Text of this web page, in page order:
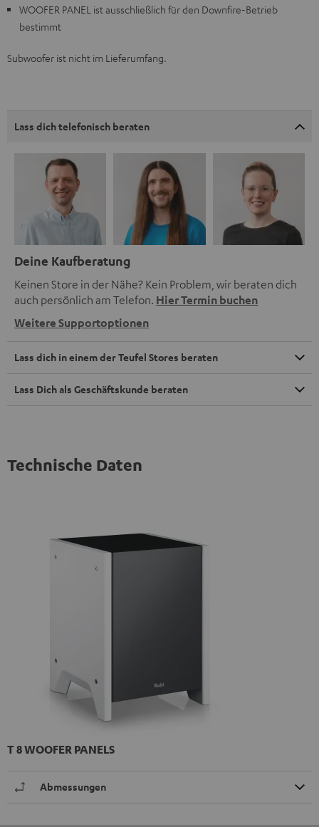
WOOFER PANEL ist ausschließlich für den Downfire-Betrieb
bestimmt
Subwoofer ist nicht im Lieferumfang.
Lass dich telefonisch beraten
Deine Kaufberatung
Keinen Store in der Nähe? Kein Problem, wir beraten dich
auch persönlich am Telefon. Hier Termin buchen
Weitere Supportoptionen
Lass dich in einem der Teufel Stores beraten
Lass Dich als Geschäftskunde beraten
Technische Daten
T 8 WOOFER PANELS
Abmessungen